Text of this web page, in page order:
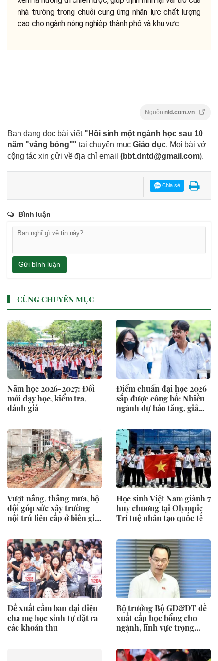
nhà trường trong chuỗi cung ứng nhân lực chất lượng
cao cho ngành nông nghiệp thành phố và khu vực.
Nguồn nld.com.vn
Bạn đang đọc bài viết "Hồi sinh một ngành học sau 10
năm "vắng bóng"" tại chuyên mục Giáo dục. Mọi bài vở
cộng tác xin gửi về địa chỉ email (bbt.dntd@gmail.com).
Chia sẻ
Bình luận
Gửi bình luận
CÙNG CHUYÊN MỤC
Năm học 2026-2027: Đổi
mới dạy học, kiểm tra,
đánh giá
Điểm chuẩn đại học 2026
sắp được công bố: Nhiều
ngành dự báo tăng, giảm
Vượt nắng, thắng mưa, bộ
đội góp sức xây trường
nội trú liên cấp ở biên giới
Học sinh Việt Nam giành 7
huy chương tại Olympic
Trí tuệ nhân tạo quốc tế
Đề xuất cấm ban đại diện
cha mẹ học sinh tự đặt ra
các khoản thu
Bộ trưởng Bộ GD&ĐT đề
xuất cấp học bổng cho
ngành, lĩnh vực trọng